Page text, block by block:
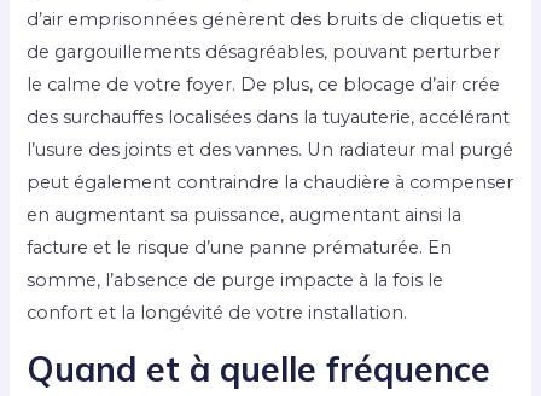
d’air emprisonnées génèrent des bruits de cliquetis et
de gargouillements désagréables, pouvant perturber
le calme de votre foyer. De plus, ce blocage d’air crée
des surchauffes localisées dans la tuyauterie, accélérant
l’usure des joints et des vannes. Un radiateur mal purgé
peut également contraindre la chaudière à compenser
en augmentant sa puissance, augmentant ainsi la
facture et le risque d’une panne prématurée. En
somme, l’absence de purge impacte à la fois le
confort et la longévité de votre installation.
Quand et à quelle fréquence